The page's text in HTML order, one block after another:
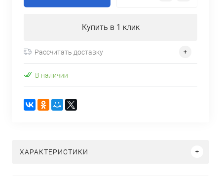
Купить в 1 клик
Рассчитать доставку
В наличии
ХАРАКТЕРИСТИКИ